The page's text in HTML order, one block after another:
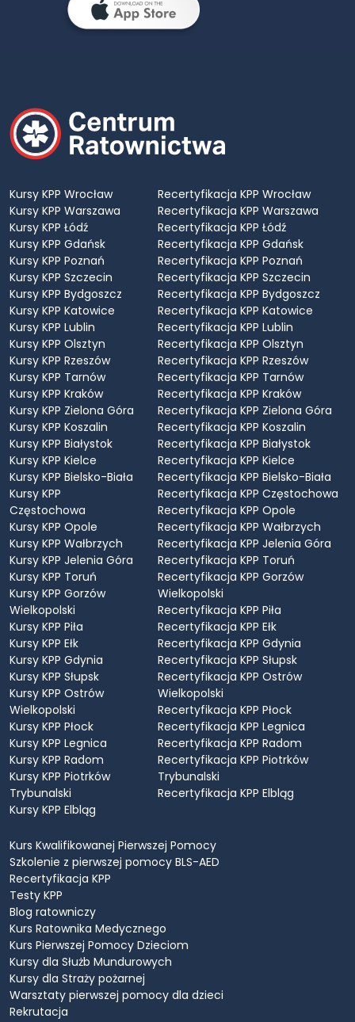
Kursy KPP Wrocław
Kursy KPP Warszawa
Kursy KPP Łódź
Kursy KPP Gdańsk
Kursy KPP Poznań
Kursy KPP Szczecin
Kursy KPP Bydgoszcz
Kursy KPP Katowice
Kursy KPP Lublin
Kursy KPP Olsztyn
Kursy KPP Rzeszów
Kursy KPP Tarnów
Kursy KPP Kraków
Kursy KPP Zielona Góra
Kursy KPP Koszalin
Kursy KPP Białystok
Kursy KPP Kielce
Kursy KPP Bielsko-Biała
Kursy KPP
Częstochowa
Kursy KPP Opole
Kursy KPP Wałbrzych
Kursy KPP Jelenia Góra
Kursy KPP Toruń
Kursy KPP Gorzów
Wielkopolski
Kursy KPP Piła
Kursy KPP Ełk
Kursy KPP Gdynia
Kursy KPP Słupsk
Kursy KPP Ostrów
Wielkopolski
Kursy KPP Płock
Kursy KPP Legnica
Kursy KPP Radom
Kursy KPP Piotrków
Trybunalski
Kursy KPP Elbląg
Recertyfikacja KPP Wrocław
Recertyfikacja KPP Warszawa
Recertyfikacja KPP Łódź
Recertyfikacja KPP Gdańsk
Recertyfikacja KPP Poznań
Recertyfikacja KPP Szczecin
Recertyfikacja KPP Bydgoszcz
Recertyfikacja KPP Katowice
Recertyfikacja KPP Lublin
Recertyfikacja KPP Olsztyn
Recertyfikacja KPP Rzeszów
Recertyfikacja KPP Tarnów
Recertyfikacja KPP Kraków
Recertyfikacja KPP Zielona Góra
Recertyfikacja KPP Koszalin
Recertyfikacja KPP Białystok
Recertyfikacja KPP Kielce
Recertyfikacja KPP Bielsko-Biała
Recertyfikacja KPP Częstochowa
Recertyfikacja KPP Opole
Recertyfikacja KPP Wałbrzych
Recertyfikacja KPP Jelenia Góra
Recertyfikacja KPP Toruń
Recertyfikacja KPP Gorzów
Wielkopolski
Recertyfikacja KPP Piła
Recertyfikacja KPP Ełk
Recertyfikacja KPP Gdynia
Recertyfikacja KPP Słupsk
Recertyfikacja KPP Ostrów
Wielkopolski
Recertyfikacja KPP Płock
Recertyfikacja KPP Legnica
Recertyfikacja KPP Radom
Recertyfikacja KPP Piotrków
Trybunalski
Recertyfikacja KPP Elbląg
Kurs Kwalifikowanej Pierwszej Pomocy
Szkolenie z pierwszej pomocy BLS-AED
Recertyfikacja KPP
Testy KPP
Blog ratowniczy
Kurs Ratownika Medycznego
Kurs Pierwszej Pomocy Dzieciom
Kursy dla Służb Mundurowych
Kursy dla Straży pożarnej
Warsztaty pierwszej pomocy dla dzieci
Rekrutacja